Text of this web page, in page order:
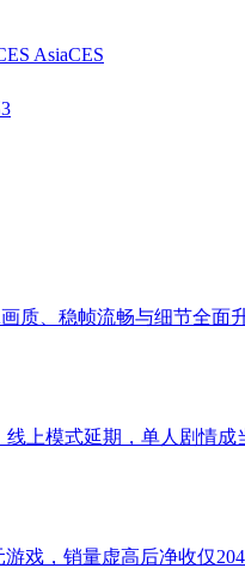
AsiaCES
质、稳帧流畅与细节全面
线上模式延期，单人剧情成
戏，销量虚高后净收仅